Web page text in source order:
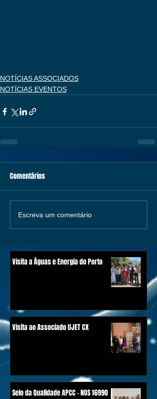
NOTÍCIAS ASSOCIADOS
NOTÍCIAS EVENTOS
Comentários
Escreva um comentário
Visita a Águas e Energia do Porto
Visita ao Associado UJET CX
Selo da Qualidade APCC - NOS 16990